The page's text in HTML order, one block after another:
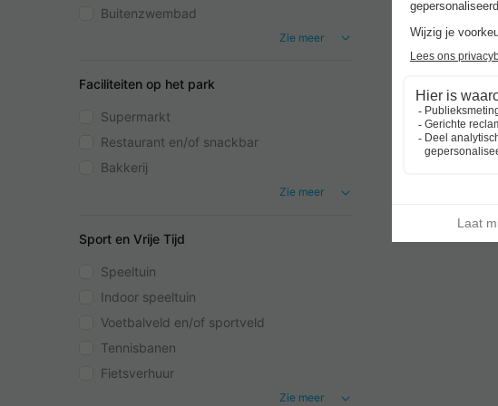
Buitenzwembad
Zie meer
Faciliteiten op het park
Supermarkt
Restaurant en/of snackbar
Bakkerij
Zie meer
Sport en Vrije Tijd
Speeltuin
Indoor speeltuin
Voetbalveld en/of sportveld
Tennisbanen
Fietsverhuur
Zie meer